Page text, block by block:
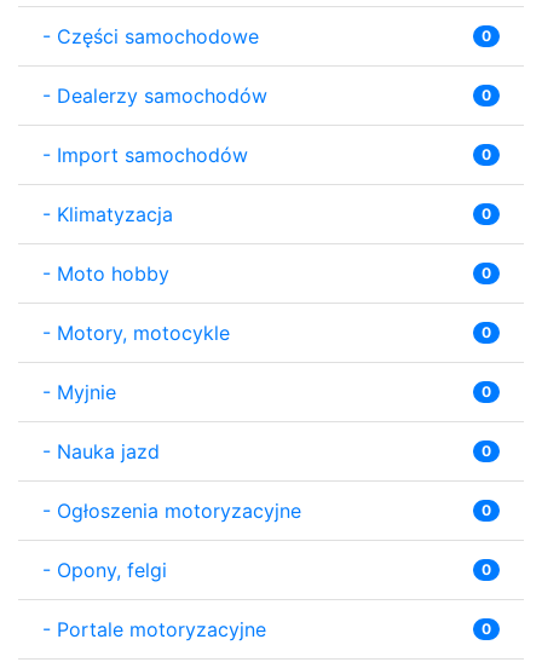
- Części samochodowe 0
- Dealerzy samochodów 0
- Import samochodów 0
- Klimatyzacja 0
- Moto hobby 0
- Motory, motocykle 0
- Myjnie 0
- Nauka jazd 0
- Ogłoszenia motoryzacyjne 0
- Opony, felgi 0
- Portale motoryzacyjne 0